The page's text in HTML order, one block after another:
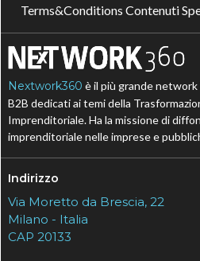
Terms&Conditions Contenuti
Nextwork360 è il più grande
B2B dedicati ai temi della
Imprenditoriale. Ha la missione di
imprenditoriale nelle imprese e
Indirizzo
Via Moretto da Brescia, 22
Milano - Italia
CAP 20133